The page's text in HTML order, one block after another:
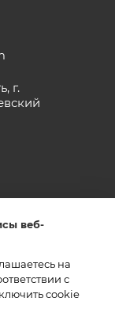
г.
защищены
веб-
на
с
cookie